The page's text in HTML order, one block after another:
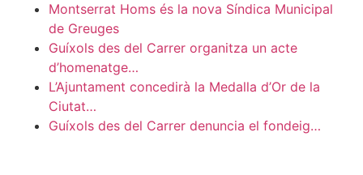
Montserrat Homs és la nova Síndica Municipal
de Greuges
Guíxols des del Carrer organitza un acte
d’homenatge…
L’Ajuntament concedirà la Medalla d’Or de la
Ciutat…
Guíxols des del Carrer denuncia el fondeig…